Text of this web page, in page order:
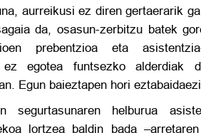
aurreikusi ez diren gertaerarik
da, osasun-zerbitzu batek
prebentzioa eta
ez egotea funtsezko alderdiak
Egun baieztapen hori
segurtasunaren helburua
lortzea baldin bada